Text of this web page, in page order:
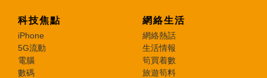
科技焦點
iPhone
5G流動
電腦
數碼
網絡生活
網絡熱話
生活情報
筍買着數
旅遊筍料